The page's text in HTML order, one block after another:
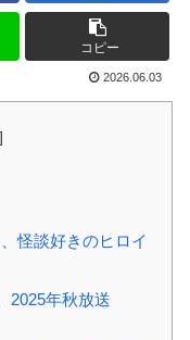
コピー
2026.06.03
怪談好きのヒロイ
2025年秋放送